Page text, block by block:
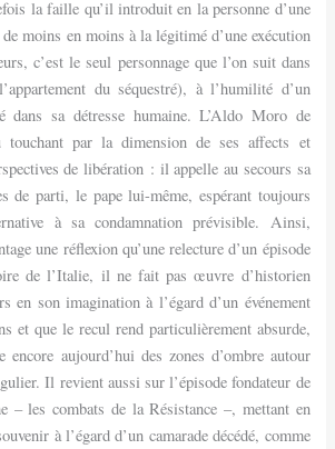
la faille qu’il introduit en la personne d’une
moins en moins à la légitimé d’une exécution
c’est le seul personnage que l’on suit dans
du séquestré), à l’humilité d’un
dans sa détresse humaine. L’Aldo Moro de
touchant par la dimension de ses affects et
de libération : il appelle au secours sa
de parti, le pape lui-même, espérant toujours
à sa condamnation prévisible. Ainsi,
une réflexion qu’une relecture d’un épisode
de l’Italie, il ne fait pas œuvre d’historien
en son imagination à l’égard d’un événement
et que le recul rend particulièrement absurde,
encore aujourd’hui des zones d’ombre autour
Il revient aussi sur l’épisode fondateur de
– les combats de la Résistance –, mettant en
à l’égard d’un camarade décédé, comme